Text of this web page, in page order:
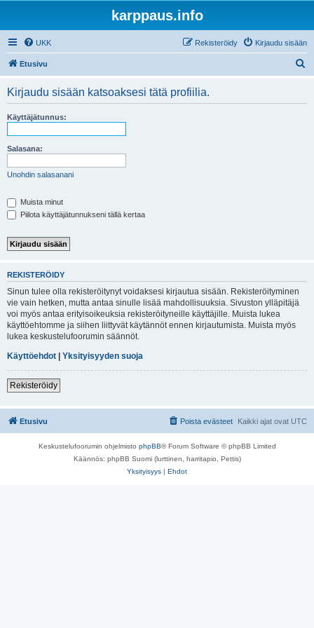
karppaus.info
UKK Kirjaudu sisään
Rekisteröidy
Etusivu
Kirjaudu sisään katsoaksesi tätä profiilia.
Käyttäjätunnus:
Salasana:
Unohdin salasanani
Muista minut
Piilota käyttäjätunnukseni tällä kertaa
REKISTERÖIDY
Sinun tulee olla rekisteröitynyt voidaksesi kirjautua sisään. Rekisteröityminen
vie vain hetken, mutta antaa sinulle lisää mahdollisuuksia. Sivuston ylläpitäjä
voi myös antaa erityisoikeuksia rekisteröityneille käyttäjille. Muista lukea
käyttöehtomme ja siihen liittyvät käytännöt ennen kirjautumista. Muista myös
lukea keskustelufoorumin säännöt.
Käyttöehdot | Yksityisyyden suoja
Rekisteröidy
Etusivu Kaikki ajat ovat UTC
Poista evästeet
Keskustelufoorumin ohjelmisto phpBB® Forum Software © phpBB Limited
Käännös: phpBB Suomi (lurttinen, harritapio, Pettis)
Yksityisyys | Ehdot